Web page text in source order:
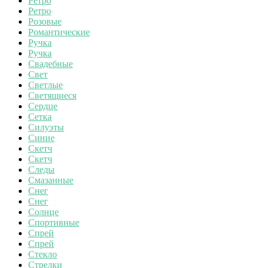
Ретро
Розовые
Романтические
Ручка
Ручка
Свадебные
Свет
Светлые
Светящиеся
Сердце
Сетка
Силуэты
Синие
Скетч
Скетч
Следы
Смазанные
Снег
Снег
Солнце
Спортивные
Спрей
Спрей
Стекло
Стрелки